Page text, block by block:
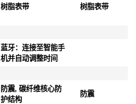
树脂表带 树脂表带
蓝牙：连接至智能手
机并自动调整时间
防震, 碳纤维核心防
护结构
防震